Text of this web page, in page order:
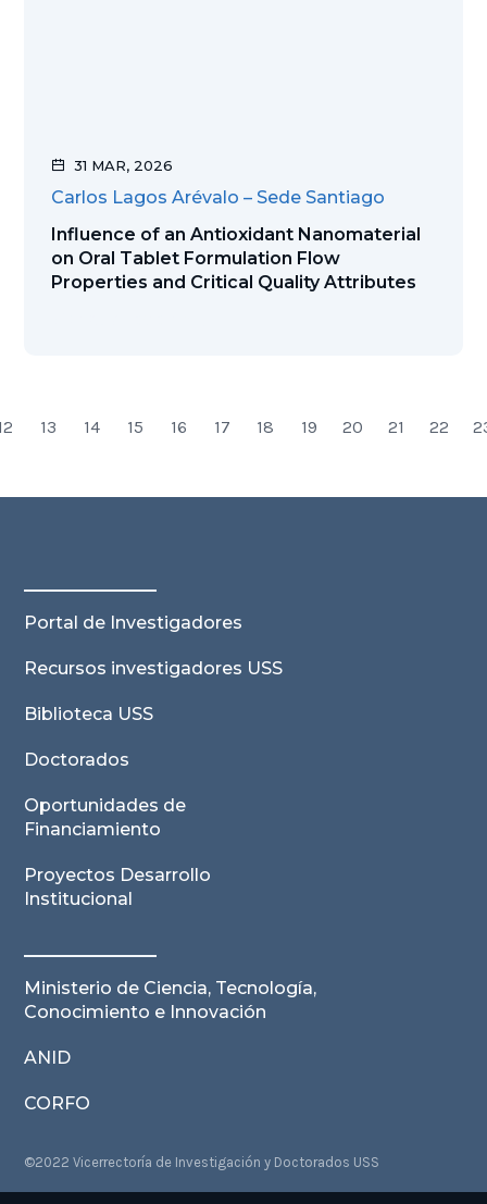
31 MAR, 2026
Carlos Lagos Arévalo – Sede Santiago
Influence of an Antioxidant Nanomaterial
on Oral Tablet Formulation Flow
Properties and Critical Quality Attributes
13 14 15 16 17 18 19 20 21 22
Portal de Investigadores
Recursos investigadores USS
Biblioteca USS
Doctorados
Oportunidades de
Financiamiento
Proyectos Desarrollo
Institucional
Ministerio de Ciencia, Tecnología,
Conocimiento e Innovación
ANID
CORFO
©2022 Vicerrectoría de Investigación y Doctorados USS